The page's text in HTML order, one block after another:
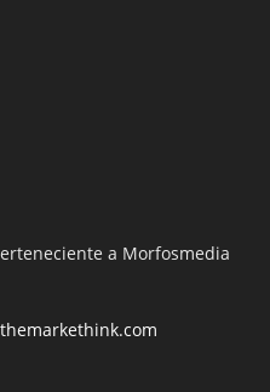
a Morfosmedia